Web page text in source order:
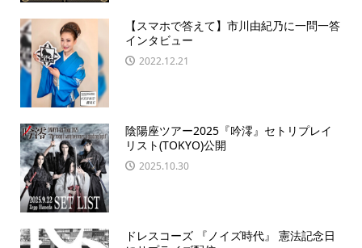
【スマホで答えて】市川由紀乃に一問一答
インタビュー
2022.12.21
陰陽座ツアー2025『吟澪』セトリプレイ
リスト(TOKYO)公開
2025.10.30
ドレスコーズ 『ノイズ時代』 憲法記念日